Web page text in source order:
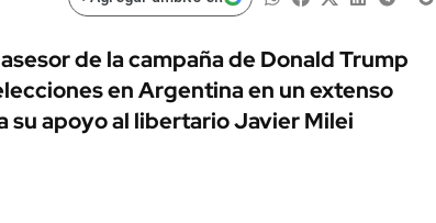
URUGUAY
AUTOS
de la campaña de Donald Trump
en Argentina en un extenso
su apoyo al libertario Javier Milei